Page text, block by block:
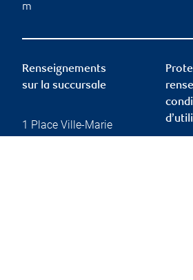
m
Renseignements
sur la succursale
1 Place Ville-Marie